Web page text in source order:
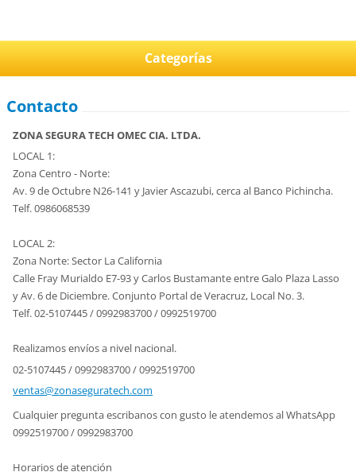
Categorías
Contacto
ZONA SEGURA TECH OMEC CIA. LTDA.
LOCAL 1:
Zona Centro - Norte:
Av. 9 de Octubre N26-141 y Javier Ascazubi, cerca al Banco Pichincha.
Telf. 0986068539
LOCAL 2:
Zona Norte: Sector La California
Calle Fray Murialdo E7-93 y Carlos Bustamante entre Galo Plaza Lasso
y Av. 6 de Diciembre. Conjunto Portal de Veracruz, Local No. 3.
Telf. 02-5107445 / 0992983700 / 0992519700
Realizamos envíos a nivel nacional.
02-5107445 / 0992983700 / 0992519700
ventas@zonaseguratech.com
Cualquier pregunta escribanos con gusto le atendemos al WhatsApp
0992519700 / 0992983700
Horarios de atención